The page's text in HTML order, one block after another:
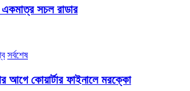
সচল রাডার
সর্বশেষ
আগে কোয়ার্টার ফাইনালে মরক্কো